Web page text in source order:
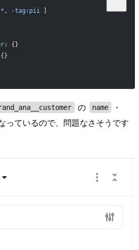
, -tag:pii ]
: {}
の name ・
っているので、問題なさそうです